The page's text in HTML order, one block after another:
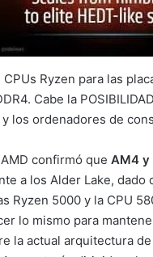
Ryzen para las
Cabe la
y los ordenadores de
confirmó que AM4 y
a los Alder Lake,
Ryzen 5000 y la CPU
lo mismo para
la actual arquitectura